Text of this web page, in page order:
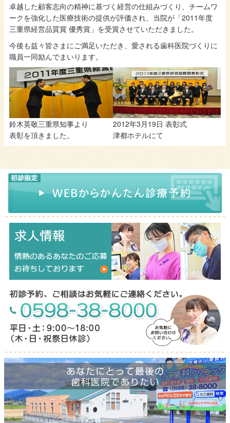
卓越した顧客志向の精神に基づく経営の仕組みづくり、チームワ
ークを強化した医療技術の提供が評価され、当院が「2011年度
三重県経営品質賞 優秀賞」を受賞させていただきました。
今後も益々皆さまにご満足いただき、愛される歯科医院づくりに
職員一同励んでまいります。
鈴木英敬三重県知事より
表彰を頂きました。
2012年3月19日 表彰式
津都ホテルにて